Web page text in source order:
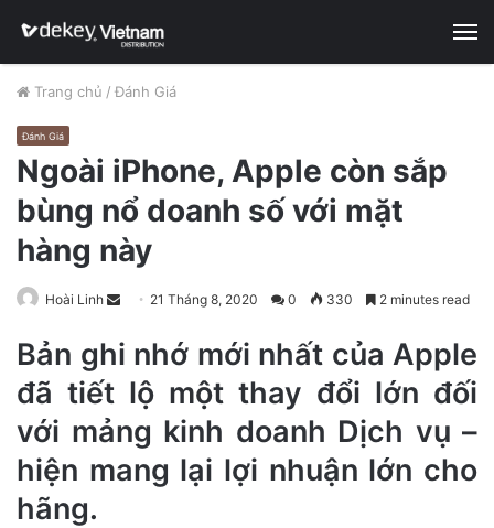
Trang chủ / Đánh Giá
Đánh Giá
Ngoài iPhone, Apple còn sắp
bùng nổ doanh số với mặt
hàng này
Hoài Linh
n
n
m
21 Tháng 8, 2020 0 330 2 minutes read
Bản ghi nhớ mới nhất của Apple
đã tiết lộ một thay đổi lớn đối
với mảng kinh doanh Dịch vụ –
hiện mang lại lợi nhuận lớn cho
hãng.